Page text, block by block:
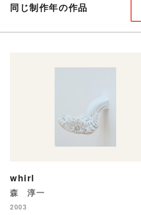
同じ制作年の作品
whirl
森 淳一
2003